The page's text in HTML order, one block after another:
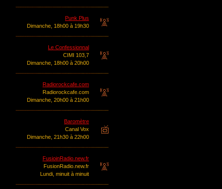
Punk Plus
Dimanche, 18h00 à 19h30
Le Confessionnal
CIMI 103,7
Dimanche, 18h00 à 20h00
Radiorockcafe.com
Radiorockcafe.com
Dimanche, 20h00 à 21h00
Baromètre
Canal Vox
Dimanche, 21h30 à 22h00
FusioinRadio.new.fr
FusionRadio.new.fr
Lundi, minuit à minuit